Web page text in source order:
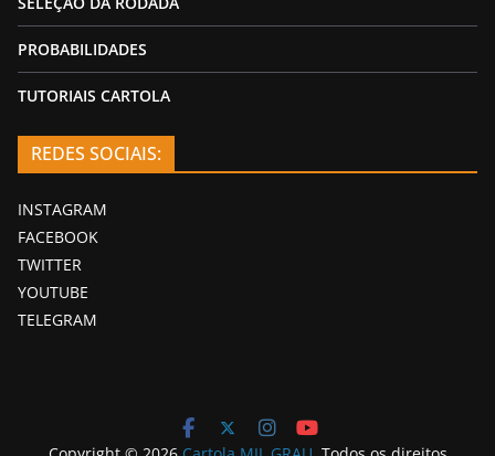
PROBABILIDADES
TUTORIAIS CARTOLA
REDES SOCIAIS:
INSTAGRAM
FACEBOOK
TWITTER
YOUTUBE
TELEGRAM